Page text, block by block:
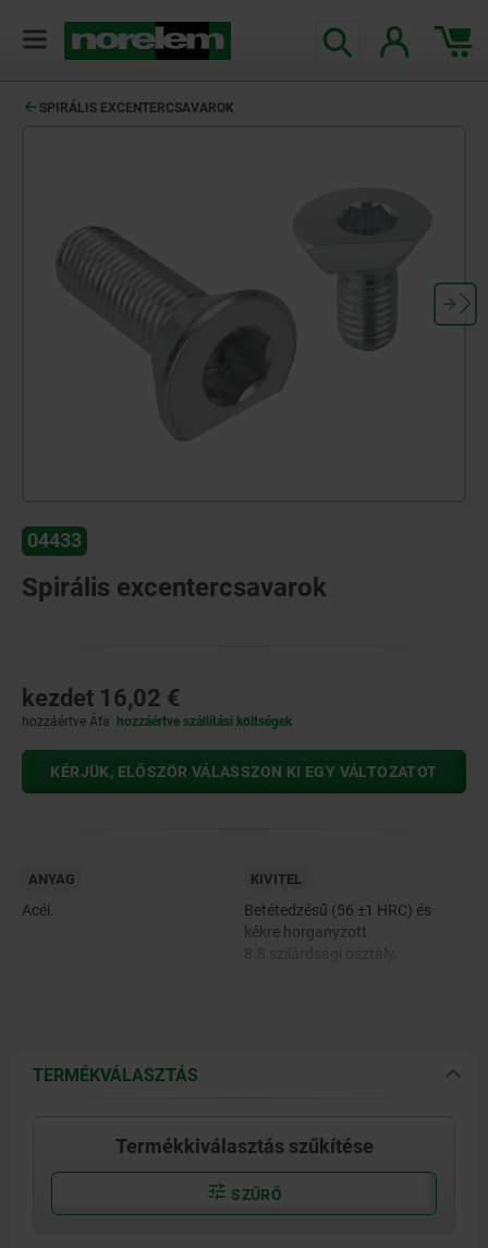
SPIRÁLIS EXCENTERCSAVAROK
04433
Spirális excentercsavarok
kezdet 16,02 €
hozzáértve Áfa hozzáértve szállítási költségek
KÉRJÜK, ELŐSZÖR VÁLASSZON KI EGY VÁLTOZATOT
ANYAG
Acél.
KIVITEL
Betétedzésű (56 ±1 HRC) és
kékre horganyzott.
TERMÉKVÁLASZTÁS
Termékkiválasztás szűkítése
SZŰRŐ